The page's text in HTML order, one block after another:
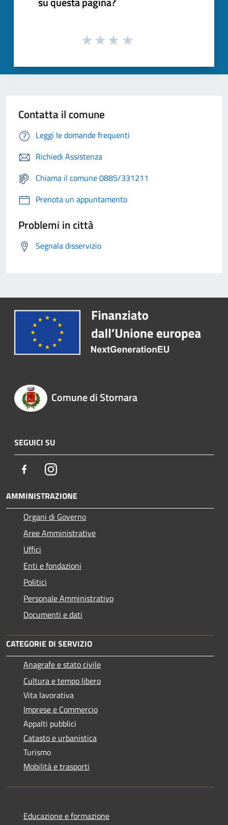
Contatta il comune
Leggi le domande frequenti
Richiedi Assistenza
Chiama il comune 0885/331211
Prenota un appuntamento
Problemi in città
Segnala disservizio
Comune di Stornara
SEGUICI SU
FacebookInstagram
AMMINISTRAZIONE
Organi di Governo
Aree Amministrative
Uffici
Enti e fondazioni
Politici
Personale Amministrativo
Documenti e dati
CATEGORIE DI SERVIZIO
Anagrafe e stato civile
Cultura e tempo libero
Vita lavorativa
Imprese e Commercio
Appalti pubblici
Catasto e urbanistica
Turismo
Mobilità e trasporti
Educazione e formazione